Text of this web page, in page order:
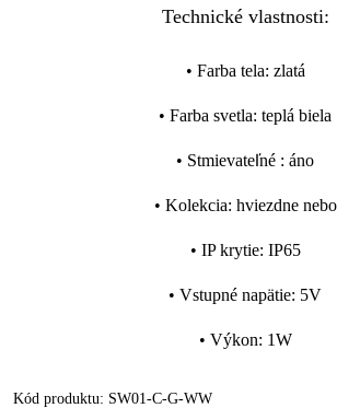
Technické vlastnosti:
• Farba tela: zlatá
• Farba svetla: teplá biela
• Stmievateľné : áno
• Kolekcia: hviezdne nebo
• IP krytie: IP65
• Vstupné napätie: 5V
• Výkon: 1W
Kód produktu: SW01-C-G-WW